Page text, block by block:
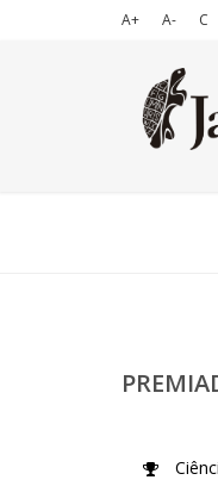
A+ A- C